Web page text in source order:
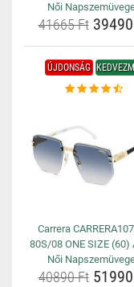
Női
41665 Ft
ÚJDONSÁG
Carrera
80S/08 ONE SIZE (60)
Női
40890 Ft